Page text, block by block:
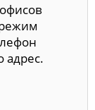
адрес.